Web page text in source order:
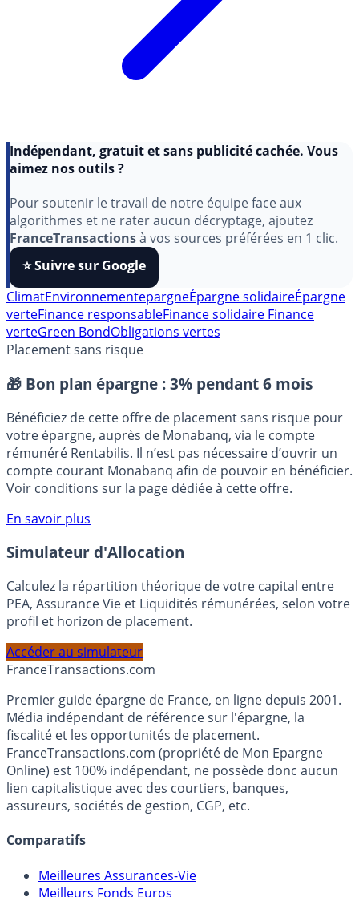
aimez nos outils ?
Pour soutenir le travail de notre équipe face aux
algorithmes et ne rater aucun décryptage, ajoutez
FranceTransactionsà vos sources préférées en 1 clic.
⭐️ Suivre sur Google
ClimatEnvironnementepargneÉpargne solidaire
verteFinance responsable
Placement sans risque
🎁 Bon plan épargne : 3% pendant 6 mois
Bénéficiez de cette offre de placement sans risque pour
votre épargne, auprès de Monabanq, via le compte
rémunéré Rentabilis. Il n’est pas nécessaire d’ouvrir un
Voir conditions sur la page dédiée à cette offre.
En savoir plus
Simulateur d'Allocation
Calculez la répartition théorique de votre capital entre
profil et horizon de placement.
FranceTransactions.com
Premier guide épargne de France, en ligne depuis 2001.
Média indépendant de référence sur l'épargne, la
fiscalité et les opportunités de placement.
FranceTransactions.com (propriété de Mon Epargne
Online) est 100% indépendant, ne possède donc aucun
assureurs, sociétés de gestion, CGP, etc.
Comparatifs